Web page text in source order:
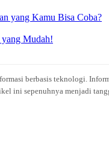
yang Kamu Bisa Coba?
Mudah!
berbasis teknologi.
ini sepenuhnya menjadi